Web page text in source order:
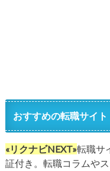
おすすめの転職サイト
«リクナビNEXT»転職サ
証付き。転職コラムや